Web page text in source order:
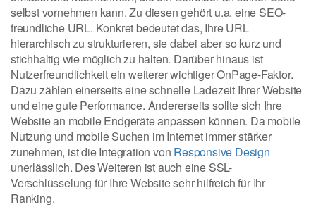
selbst vornehmen kann. Zu diesen gehört u.a. eine SEO-
freundliche URL. Konkret bedeutet das, Ihre URL
hierarchisch zu strukturieren, sie dabei aber so kurz und
stichhaltig wie möglich zu halten. Darüber hinaus ist
Nutzerfreundlichkeit ein weiterer wichtiger OnPage-Faktor.
Dazu zählen einerseits eine schnelle Ladezeit Ihrer Website
und eine gute Performance. Andererseits sollte sich Ihre
Website an mobile Endgeräte anpassen können. Da mobile
Nutzung und mobile Suchen im Internet immer stärker
zunehmen, ist die Integration von Responsive Design
unerlässlich. Des Weiteren ist auch eine SSL-
Verschlüsselung für Ihre Website sehr hilfreich für Ihr
Ranking.